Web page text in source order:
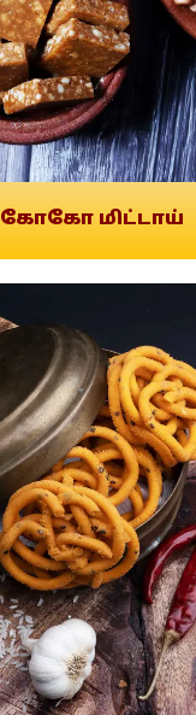
கோகோ மிட்டாய்